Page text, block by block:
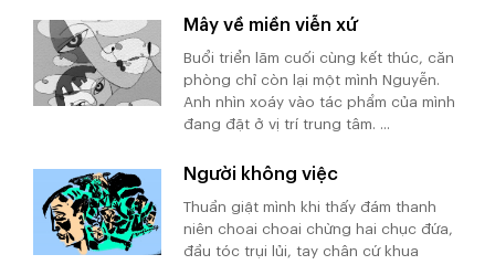
Mây về miền viễn xứ
Buổi triển lãm cuối cùng kết thúc, căn
phòng chỉ còn lại một mình Nguyễn.
Anh nhìn xoáy vào tác phẩm của mình
đang đặt ở vị trí trung tâm. ...
Người không việc
Thuần giật mình khi thấy đám thanh
niên choai choai chừng hai chục đứa,
đầu tóc trụi lủi, tay chân cứ khua